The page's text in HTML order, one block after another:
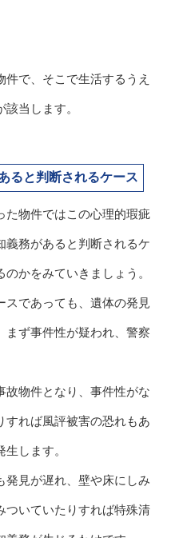
で、そこで生活するうえ
当します。
ると判断されるケース
た物件ではこの心理的瑕疵
義務があると判断されるケ
かをみていきましょう。
スであっても、遺体の発見
まず事件性が疑われ、警察
故物件となり、事件性がな
すれば風評被害の恐れもあ
します。
発見が遅れ、壁や床にしみ
ついていたりすれば特殊清